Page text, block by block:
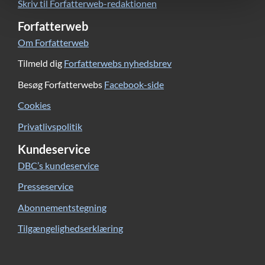
Skriv til Forfatterweb-redaktionen
Forfatterweb
Om Forfatterweb
Tilmeld dig Forfatterwebs nyhedsbrev
Besøg Forfatterwebs Facebook-side
Cookies
Privatlivspolitik
Kundeservice
DBC’s kundeservice
Presseservice
Abonnementstegning
Tilgængelighedserklæring